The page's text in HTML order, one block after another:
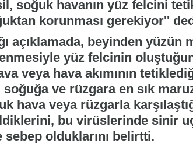
soğuk havanın yüz felcini
korunması gerekiyor''
açıklamada, beyinden yüzün
yüz felcinin
veya hava akımının
ve rüzgara en sık
hava veya rüzgarla
bu virüslerinde sinir
olduklarını belirtti.